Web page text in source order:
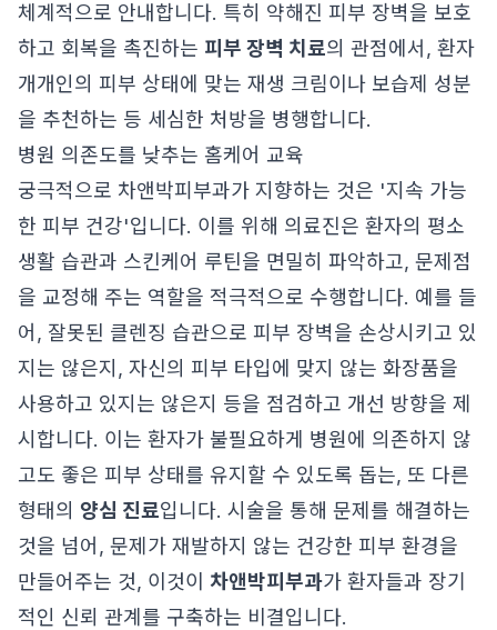
체계적으로 안내합니다. 특히 약해진 피부 장벽을 보호
하고 회복을 촉진하는 피부 장벽 치료의 관점에서, 환자
개개인의 피부 상태에 맞는 재생 크림이나 보습제 성분
을 추천하는 등 세심한 처방을 병행합니다.
병원 의존도를 낮추는 홈케어 교육
궁극적으로 차앤박피부과가 지향하는 것은 '지속 가능
한 피부 건강'입니다. 이를 위해 의료진은 환자의 평소
생활 습관과 스킨케어 루틴을 면밀히 파악하고, 문제점
을 교정해 주는 역할을 적극적으로 수행합니다. 예를 들
어, 잘못된 클렌징 습관으로 피부 장벽을 손상시키고 있
지는 않은지, 자신의 피부 타입에 맞지 않는 화장품을
사용하고 있지는 않은지 등을 점검하고 개선 방향을 제
시합니다. 이는 환자가 불필요하게 병원에 의존하지 않
고도 좋은 피부 상태를 유지할 수 있도록 돕는, 또 다른
형태의 양심 진료입니다. 시술을 통해 문제를 해결하는
것을 넘어, 문제가 재발하지 않는 건강한 피부 환경을
만들어주는 것, 이것이 차앤박피부과가 환자들과 장기
적인 신뢰 관계를 구축하는 비결입니다.